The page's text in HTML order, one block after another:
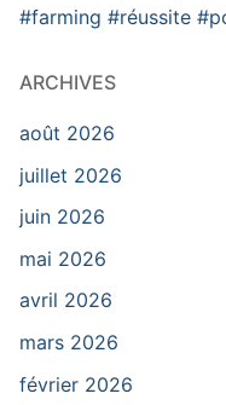
#farming #réussite
ARCHIVES
août 2026
juillet 2026
juin 2026
mai 2026
avril 2026
mars 2026
février 2026